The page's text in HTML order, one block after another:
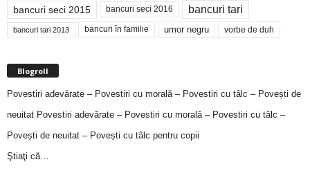
bancuri seci 2015 bancuri seci 2016 bancuri tari
bancuri tari 2013 bancuri în familie umor negru vorbe de duh
Blogroll
Povestiri adevărate – Povestiri cu morală – Povestiri cu tâlc – Povești de
neuitat Povestiri adevărate – Povestiri cu morală – Povestiri cu tâlc –
Povești de neuitat – Povești cu tâlc pentru copii
Ştiaţi că…